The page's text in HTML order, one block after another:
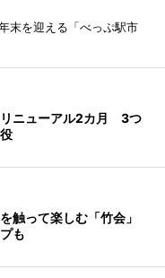
末を迎える「べっぷ駅市
リニューアル2カ月 3つ
触って楽しむ「竹会」
も